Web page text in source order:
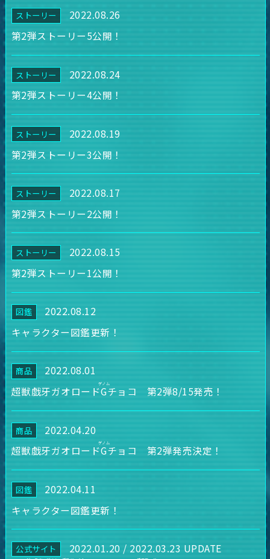
ストーリー
2022.08.26
第2弾ストーリー5公開！
ストーリー
2022.08.24
第2弾ストーリー4公開！
ストーリー
2022.08.19
第2弾ストーリー3公開！
ストーリー
2022.08.17
第2弾ストーリー2公開！
ストーリー
2022.08.15
第2弾ストーリー1公開！
図鑑
2022.08.12
キャラクター図鑑更新！
商品
2022.08.01
超獣戯牙ガオロードGチョコ 第2弾8/15発売！
商品
2022.04.20
超獣戯牙ガオロードGチョコ 第2弾発売決定！
図鑑
2022.04.11
キャラクター図鑑更新！
公式サイト
2022.01.20 / 2022.03.23 UPDATE